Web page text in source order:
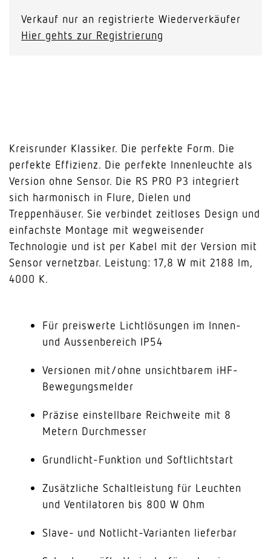
Verkauf nur an registrierte Wiederverkäufer
Hier gehts zur Registrierung
Kreisrunder Klassiker. Die perfekte Form. Die
perfekte Effizienz. Die perfekte Innenleuchte als
Version ohne Sensor. Die RS PRO P3 integriert
sich harmonisch in Flure, Dielen und
Treppenhäuser. Sie verbindet zeitloses Design und
einfachste Montage mit wegweisender
Technologie und ist per Kabel mit der Version mit
Sensor vernetzbar. Leistung: 17,8 W mit 2188 lm,
4000 K.
Für preiswerte Lichtlösungen im Innen-
und Aussenbereich IP54
Versionen mit/ohne unsichtbarem iHF-
Bewegungsmelder
Präzise einstellbare Reichweite mit 8
Metern Durchmesser
Grundlicht-Funktion und Softlichtstart
Zusätzliche Schaltleistung für Leuchten
und Ventilatoren bis 800 W Ohm
Slave- und Notlicht-Varianten lieferbar